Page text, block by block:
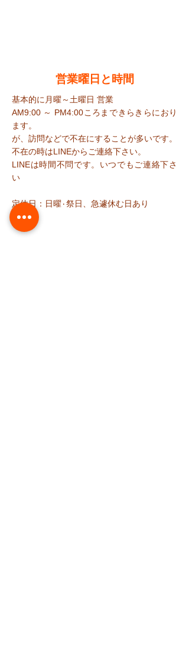
​営業曜日と時間
基本的に月曜～土曜日 営業
AM9:00 ～ PM4:00ころまで​きらきらにおり
ます。
が、訪問などで不在にすることが多いです。
​不在の時はLINEからご連絡下さい。
​LINEは時間不問です。いつでもご連絡下さ
い
定休日：日曜٠祭日、急遽休む日あり